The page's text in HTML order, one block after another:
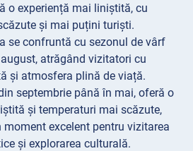
o experiență mai liniștită, cu
și mai puțini turiști.
se confruntă cu sezonul de vârf
atrăgând vizitatori cu
și atmosfera plină de viață.
septembrie până în mai, oferă o
și temperaturi mai scăzute,
moment excelent pentru vizitarea
și explorarea culturală.